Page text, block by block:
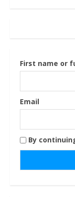
First name or
Email
By